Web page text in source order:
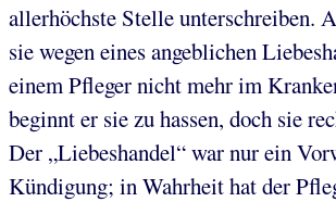
allerhöchste Stelle unterschreiben.
sie wegen eines angeblichen
einem Pfleger nicht mehr im
beginnt er sie zu hassen, doch sie
Der „Liebeshandel“ war nur ein
Kündigung; in Wahrheit hat der